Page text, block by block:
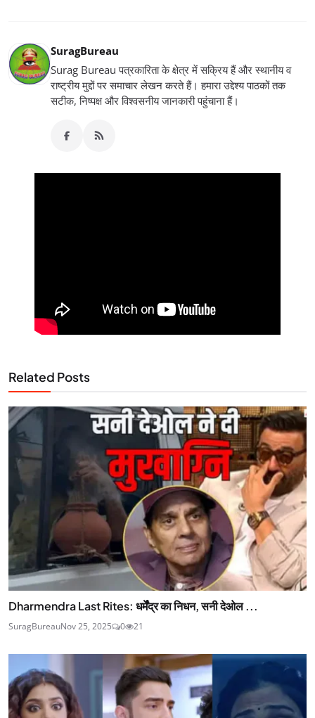
SuragBureau
Surag Bureau पत्रकारिता के क्षेत्र में सक्रिय हैं और स्थानीय व
राष्ट्रीय मुद्दों पर समाचार लेखन करते हैं। हमारा उद्देश्य पाठकों तक
सटीक, निष्पक्ष और विश्वसनीय जानकारी पहुंचाना हैं।
Related Posts
Dharmendra Last Rites: धर्मेंंद्र का निधन, सनी देओल ...
SuragBureauNov 25, 2025 0 21